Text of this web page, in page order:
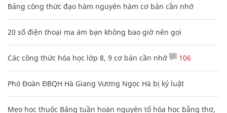
Bảng công thức đạo hàm nguyên hàm cơ bản cần nhớ
20 số điện thoại ma ám bạn không bao giờ nên gọi
Các công thức hóa học lớp 8, 9 cơ bản cần nhớ 106
Phó Đoàn ĐBQH Hà Giang Vương Ngọc Hà bị kỷ luật
Mẹo học thuộc Bảng tuần hoàn nguyên tố hóa học bằng thơ,